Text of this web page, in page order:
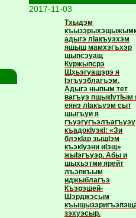
2017-11-03
Тхыдэм
адыгэ лIакъуэхэм
ящыщ мамхэгъхэр
щыпсэуащ
Куржыпсрэ
Щхьэгуащэрэ я
Iэгъуэблагъэм.
Адыгэ ныпым тет
вагъуэ пщыкIутIым
еянэ лIакъуэм сыт
щыгъуи я
гъуэгугъэлъагъуэу
къадокIуэкI: «Зи
блэкIар зыщIэм
къэкIуэни иIэщ»
жыIэгъуэр. Абы и
щыхьэтми ярейт
лъэпкъым
иджыблагъэ
Къэрэшей-
Шэрджэсым
зэхуэсыр.